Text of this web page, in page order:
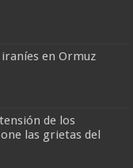
en Ormuz
de los
las grietas del